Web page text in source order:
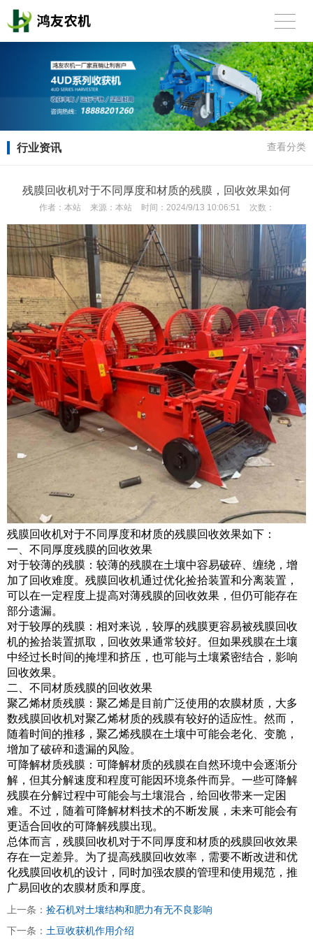
行业资讯 查看分类
残膜回收机对于不同厚度和材质的残膜，回收效果如何
作者： 本站 来源： 本站 时间： 2024/9/13 10:06:51 次数：
残膜回收机对于不同厚度和材质的残膜回收效果如下：
一、不同厚度残膜的回收效果
对于较薄的残膜：较薄的残膜在土壤中容易破碎、缠绕，增
加了回收难度。残膜回收机通过优化捡拾装置和分离装置，
可以在一定程度上提高对薄残膜的回收效果，但仍可能存在
部分遗漏。
对于较厚的残膜：相对来说，较厚的残膜更容易被残膜回收
机的捡拾装置抓取，回收效果通常较好。但如果残膜在土壤
中经过长时间的掩埋和挤压，也可能与土壤紧密结合，影响
回收效果。
二、不同材质残膜的回收效果
聚乙烯材质残膜：聚乙烯是目前广泛使用的农膜材质，大多
数残膜回收机对聚乙烯材质的残膜有较好的适应性。然而，
随着时间的推移，聚乙烯残膜在土壤中可能会老化、变脆，
增加了破碎和遗漏的风险。
可降解材质残膜：可降解材质的残膜在自然环境中会逐渐分
解，但其分解速度和程度可能因环境条件而异。一些可降解
残膜在分解过程中可能会与土壤混合，给回收带来一定困
难。不过，随着可降解材料技术的不断发展，未来可能会有
更适合回收的可降解残膜出现。
总体而言，残膜回收机对于不同厚度和材质的残膜回收效果
存在一定差异。为了提高残膜回收效率，需要不断改进和优
化残膜回收机的设计，同时加强农膜的管理和使用规范，推
广易回收的农膜材质和厚度。
上一条： 捡石机对土壤结构和肥力有无不良影响
下一条： 土豆收获机作用介绍